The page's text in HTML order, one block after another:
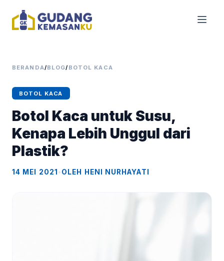
BERANDA/BLOG/ BOTOL KACA
BOTOL KACA
Botol Kaca untuk Susu,
Kenapa Lebih Unggul dari
Plastik?
14 MEI 2021 •OLEH HENI NURHAYATI